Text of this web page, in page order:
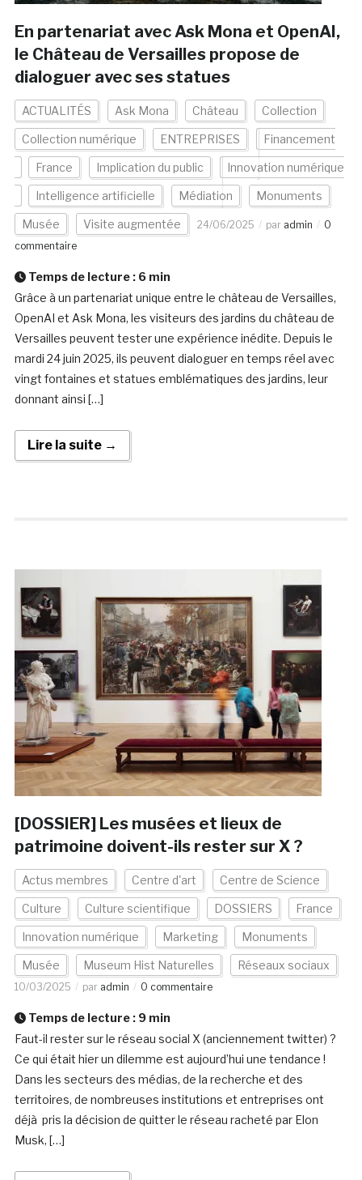
En partenariat avec Ask Mona et OpenAI,
le Château de Versailles propose de
dialoguer avec ses statues
ACTUALITÉS Ask Mona Château Collection
Collection numérique ENTREPRISES Financement
France Implication du public Innovation numérique
Intelligence artificielle Médiation Monuments
Musée Visite augmentée 24/06/2025 par admin
0
commentaire
Temps de lecture : 6 min
Grâce à un partenariat unique entre le château de Versailles,
OpenAI et Ask Mona, les visiteurs des jardins du château de
Versailles peuvent tester une expérience inédite. Depuis le
mardi 24 juin 2025, ils peuvent dialoguer en temps réel avec
vingt fontaines et statues emblématiques des jardins, leur
donnant ainsi […]
Lire la suite →
[DOSSIER] Les musées et lieux de
patrimoine doivent-ils rester sur X ?
Actus membres Centre d'art Centre de Science
Culture Culture scientifique DOSSIERS France
Innovation numérique Marketing Monuments
Musée Museum Hist Naturelles Réseaux sociaux
10/03/2025 par admin 0 commentaire
Temps de lecture : 9 min
Faut-il rester sur le réseau social X (anciennement twitter) ?
Ce qui était hier un dilemme est aujourd’hui une tendance !
Dans les secteurs des médias, de la recherche et des
territoires, de nombreuses institutions et entreprises ont
déjà pris la décision de quitter le réseau racheté par Elon
Musk, […]